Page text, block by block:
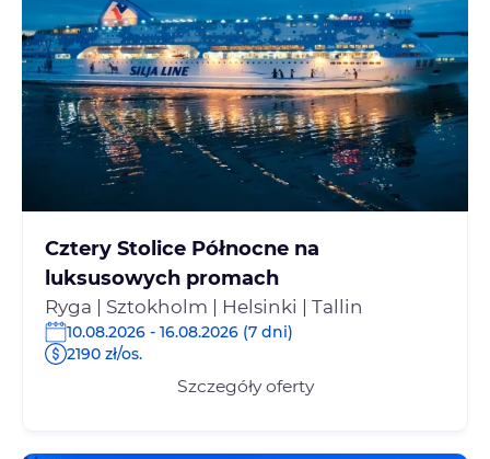
Cztery Stolice Północne na
luksusowych promach
Ryga | Sztokholm | Helsinki | Tallin
10.08.2026 - 16.08.2026 (7 dni)
2190 zł/os.
Szczegóły oferty